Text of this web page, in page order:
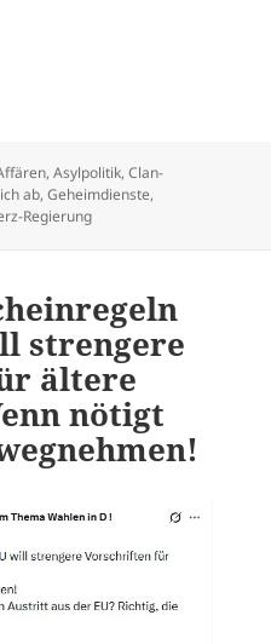
,Asylpolitik,Clan-
ab,Geheimdienste,
Regierung
strengere
ältere
nötigt